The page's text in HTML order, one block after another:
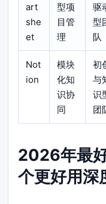
art
she
et
型项
目管
理
驱
型
队
Not
ion
模块
化知
识协
同
初
与
识
团
2026年最
个更好用深